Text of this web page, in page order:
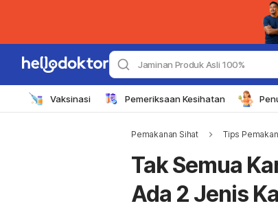
Jaminan Produk Asli 100%
Vaksinasi Pemeriksaan Kesihatan
Pemakanan Sihat Tips
Tak Semua
Ada 2 Jenis